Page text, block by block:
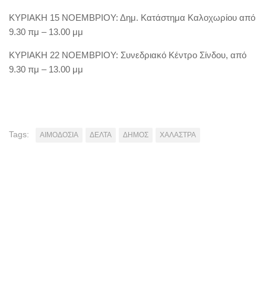
ΚΥΡΙΑΚΗ 15 ΝΟΕΜΒΡΙΟΥ: Δημ. Κατάστημα Καλοχωρίου από
9.30 πμ – 13.00 μμ
ΚΥΡΙΑΚΗ 22 ΝΟΕΜΒΡΙΟΥ: Συνεδριακό Κέντρο Σίνδου, από
9.30 πμ – 13.00 μμ
Tags: ΑΙΜΟΔΟΣΙΑ ΔΕΛΤΑ ΔΗΜΟΣ ΧΑΛΑΣΤΡΑ